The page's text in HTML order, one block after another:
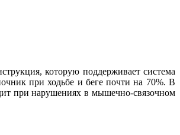
которую поддерживает система
при ходьбе и беге почти на 70%. В
при нарушениях в мышечно-связочном